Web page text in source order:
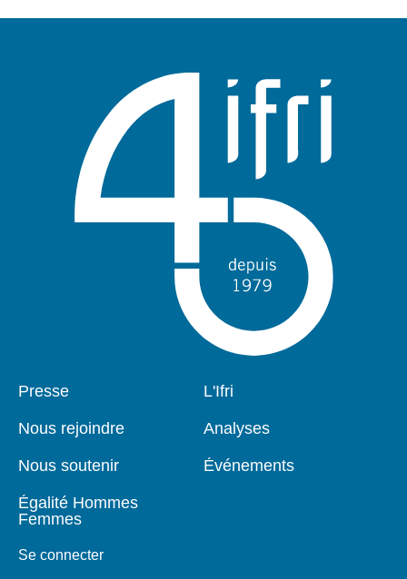
Pied
Presse
Nous rejoindre
Nous soutenir
Égalité Hommes
Femmes
Se connecter
Navigation
L'Ifri
Analyses
Événements